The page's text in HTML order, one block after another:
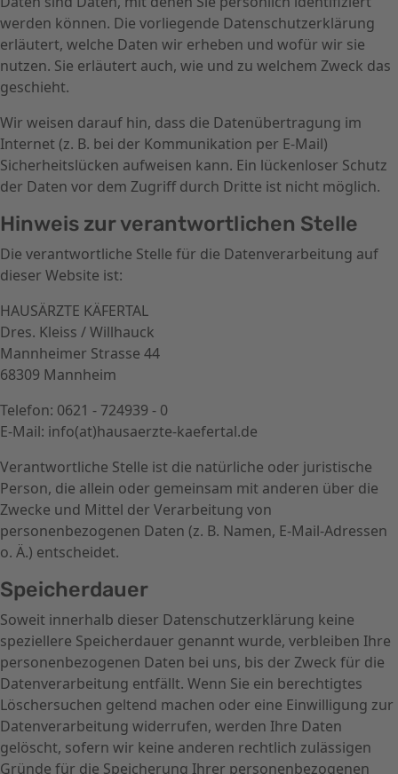
werden können. Die vorliegende Datenschutzerklärung
erläutert, welche Daten wir erheben und wofür wir sie
nutzen. Sie erläutert auch, wie und zu welchem Zweck das
geschieht.
Wir weisen darauf hin, dass die Datenübertragung im
Internet (z. B. bei der Kommunikation per E-Mail)
Sicherheitslücken aufweisen kann. Ein lückenloser Schutz
der Daten vor dem Zugriff durch Dritte ist nicht möglich.
Hinweis zur verantwortlichen Stelle
Die verantwortliche Stelle für die Datenverarbeitung auf
dieser Website ist:
HAUSÄRZTE KÄFERTAL
Dres. Kleiss / Willhauck
Mannheimer Strasse 44
68309 Mannheim
Telefon: 0621 - 724939 - 0
E-Mail: info(at)hausaerzte-kaefertal.de
Verantwortliche Stelle ist die natürliche oder juristische
Person, die allein oder gemeinsam mit anderen über die
Zwecke und Mittel der Verarbeitung von
personenbezogenen Daten (z. B. Namen, E-Mail-Adressen
o. Ä.) entscheidet.
Speicherdauer
Soweit innerhalb dieser Datenschutzerklärung keine
speziellere Speicherdauer genannt wurde, verbleiben Ihre
personenbezogenen Daten bei uns, bis der Zweck für die
Datenverarbeitung entfällt. Wenn Sie ein berechtigtes
Löschersuchen geltend machen oder eine Einwilligung zur
Datenverarbeitung widerrufen, werden Ihre Daten
gelöscht, sofern wir keine anderen rechtlich zulässigen
Gründe für die Speicherung Ihrer personenbezogenen